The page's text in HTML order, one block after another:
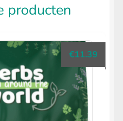
producten
€11.39